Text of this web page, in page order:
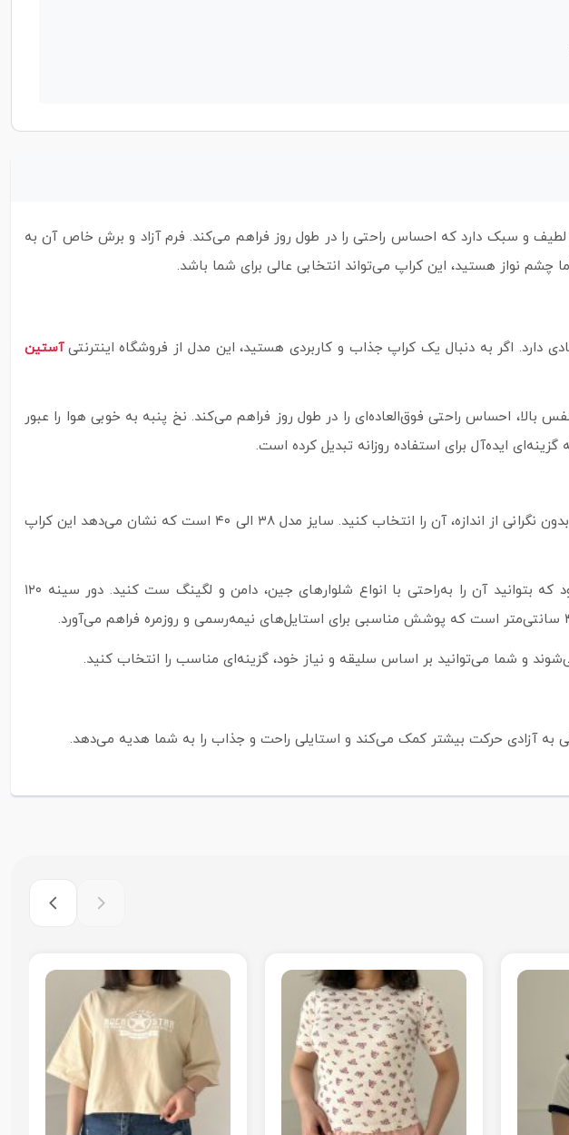
لطیف و سبک دارد که احساس راحتی را در طول روز فراهم می‌کند. فرم آزاد و برش خاص آن به‌
نواز هستید، این کراپ می‌تواند انتخابی عالی برای شما باشد.
اگر به دنبال یک کراپ جذاب و کاربردی هستید، این مدل از فروشگاه اینترنتی آستین
بالا، احساس راحتی فوق‌العاده‌ای را در طول روز فراهم می‌کند. نخ پنبه به خوبی هوا را عبور
ایده‌آل برای استفاده روزانه تبدیل کرده است.
این کراپ فری سایز طراحی شده و برای سایزهای ۳۶ تا ۴۸ مناسب است. این ویژگی باعث می‌شود که بتوانید بدون نگرانی از اندازه، آن را انتخاب کنید. سایز مدل ۳۸ الی ۴۰ است که نشان می‌دهد این کراپ
قد کار ۵۲ سانتی‌متر است که آن را به یک کراپ استاندارد و ایده‌آل تبدیل می‌کند. این اندازه باعث می‌شود که بتوانید آن را به‌راحتی با انواع شلوارهای جین، دامن و لگینگ ست کنید. دور سینه ۱۲۰
و شما می‌توانید بر اساس سلیقه و نیاز خود، گزینه‌ای مناسب را انتخاب کنید.
آزادی حرکت بیشتر کمک می‌کند و استایلی راحت و جذاب را به شما هدیه می‌دهد.